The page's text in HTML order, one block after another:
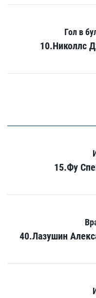
Гол в
10.Николлс
15.Фу
40.Лазушин